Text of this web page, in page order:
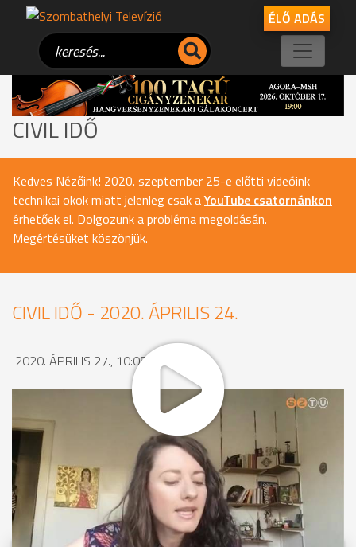
ÉLŐ ADÁS
CIVIL IDŐ
Kedves Nézőink! 2020. szeptember 25-e előtti videóink
technikai okok miatt jelenleg csak aYouTube csatornánkon
érhetőek el. Dolgozunk a probléma megoldásán.
Megértésüket köszönjük.
CIVIL IDŐ - 2020. ÁPRILIS 24.
2020. ÁPRILIS 27., 10:05
MEGOSZTÁS